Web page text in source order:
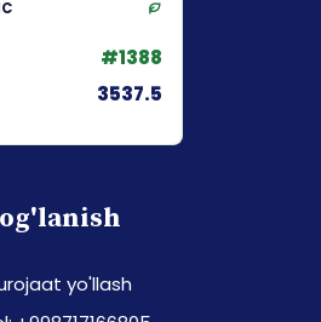
#1388
3537.5
yo'llash